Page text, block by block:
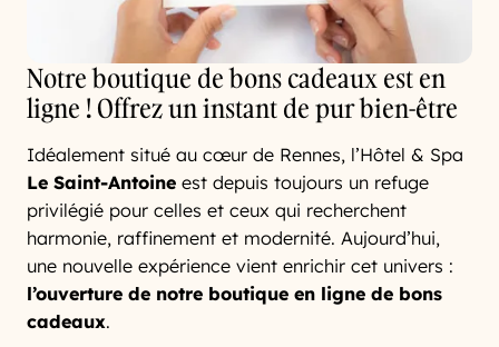
Notre boutique de bons cadeaux est en
ligne ! Offrez un instant de pur bien-être
Idéalement situé au cœur de Rennes, l’Hôtel & Spa
Le Saint-Antoine est depuis toujours un refuge
privilégié pour celles et ceux qui recherchent
harmonie, raffinement et modernité. Aujourd’hui,
une nouvelle expérience vient enrichir cet univers :
l’ouverture de notre boutique en ligne de bons
cadeaux.